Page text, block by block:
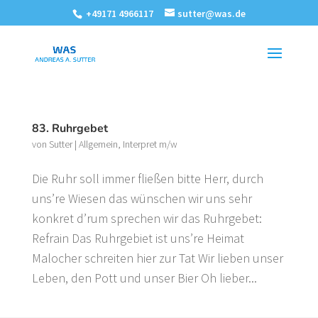
+49171 4966117 sutter@was.de
83. Ruhrgebet
von Sutter| Allgemein, Interpret m/w
Die Ruhr soll immer fließen bitte Herr, durch
uns’re Wiesen das wünschen wir uns sehr
konkret d’rum sprechen wir das Ruhrgebet:
Refrain Das Ruhrgebiet ist uns’re Heimat
Malocher schreiten hier zur Tat Wir lieben unser
Leben, den Pott und unser Bier Oh lieber...